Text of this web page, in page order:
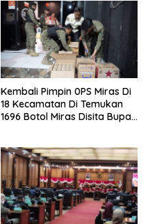
Kembali Pimpin 0PS Miras Di
18 Kecamatan Di Temukan
1696 Botol Miras Disita Bupati